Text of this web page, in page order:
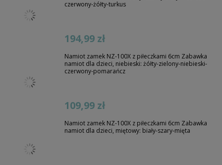
czerwony-żółty-turkus
194,99 zł
Namiot zamek NZ-100X z piłeczkami 6cm Zabawka
namiot dla dzieci, niebieski: żółty-zielony-niebieski-
czerwony-pomarańcz
109,99 zł
Namiot zamek NZ-100X z piłeczkami 6cm Zabawka
namiot dla dzieci, miętowy: biały-szary-mięta